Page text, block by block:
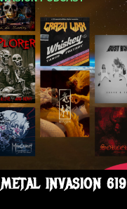
METAL INVASION 619